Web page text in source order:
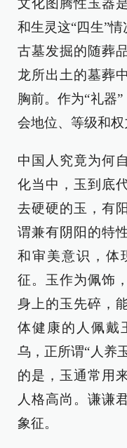
文化图腾性玉器
和生灵这“四生”
古墓发掘的随葬
龙所出土的墓葬
胸前。作为“礼器
会地位、等级和权
中国人究竟为何
化当中，玉到底
去硬硬的玉，有
谓兼有阴阳的特
和审美意识，体
征。玉作为佩饰
身上的玉先碎，
体健康的人佩戴
乌，正所谓“人养
的是，玉通常用
人格高尚。谦谦
象征。